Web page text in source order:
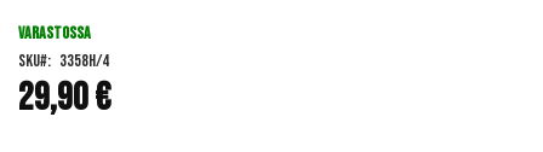
beginning
the
images
gallery
29,90 €
VARASTOSSA
SKU
3358H/4